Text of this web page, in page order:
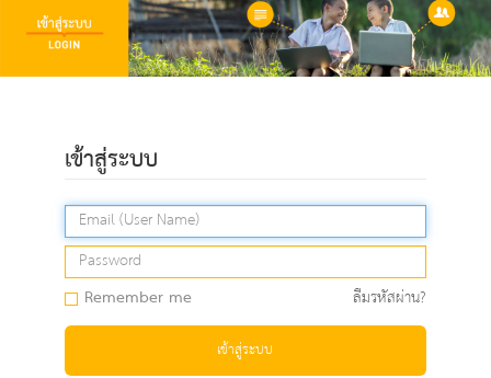
เข้าสู่ระบบ
Remember me ลืมรหัสผ่าน?
เข้าสู่ระบบ